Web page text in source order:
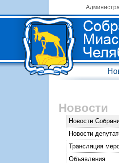
Новости
Новости
Новости
Трансляция
Объявления